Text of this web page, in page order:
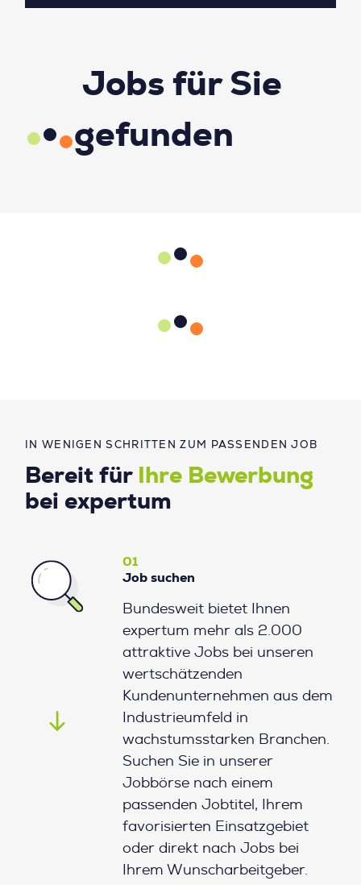
IN WENIGEN SCHRITTEN ZUM PASSENDEN JOB
Bereit für
Ihre Bewerbung
bei expertum
01
Job suchen
Bundesweit bietet Ihnen
expertum mehr als 2.000
attraktive Jobs bei unseren
wertschätzenden
Kundenunternehmen aus dem
Industrieumfeld in
wachstumsstarken Branchen.
Suchen Sie in unserer
Jobbörse nach einem
passenden Jobtitel, Ihrem
favorisierten Einsatzgebiet
oder direkt nach Jobs bei
Ihrem Wunscharbeitgeber.